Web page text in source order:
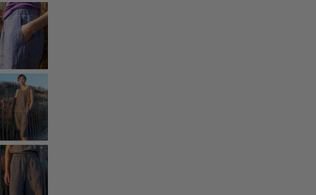
Osta tyyliä
Klassinen ja maalaishenkinen sisustus
Vanhanaikainen sisustus
Maalaisromanttinen sisustus